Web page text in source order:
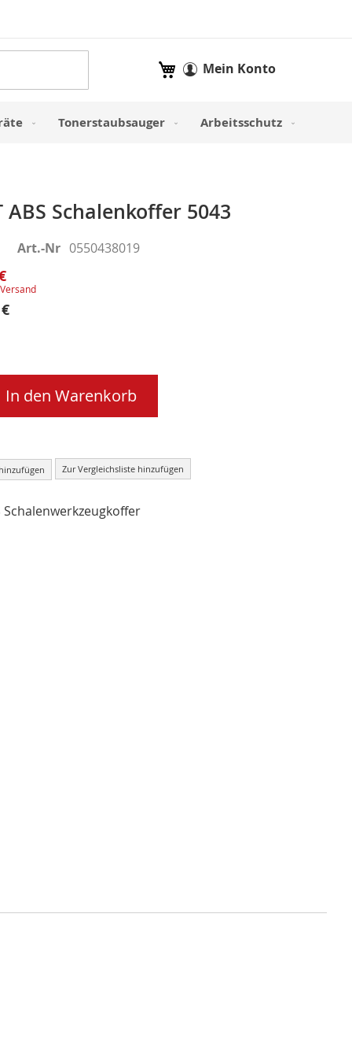
Mein Warenkorb
Mein Konto
Tonerstaubsauger Arbeitsschutz
ABS Schalenkoffer 5043
Art.-Nr 0550438019
Versand
In den Warenkorb
Zur Vergleichsliste hinzufügen
Schalenwerkzeugkoffer